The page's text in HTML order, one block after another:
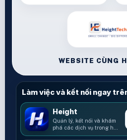
WEBSITE CÙNG
Làm việc và kết nối ngay
Height
Quản lý, kết nối và khám
phá các dịch vụ trong hệ
sinh thái Height.